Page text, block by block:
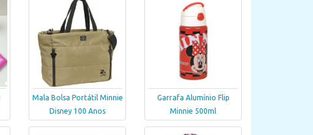
Mala Bolsa Portátil Minnie
Disney 100 Anos
Garrafa Alumínio Flip
Minnie 500ml